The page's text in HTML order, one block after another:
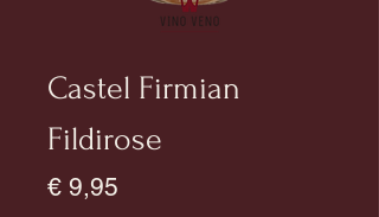
Castel Firmian
Fildirose
Prijs
€ 9,95